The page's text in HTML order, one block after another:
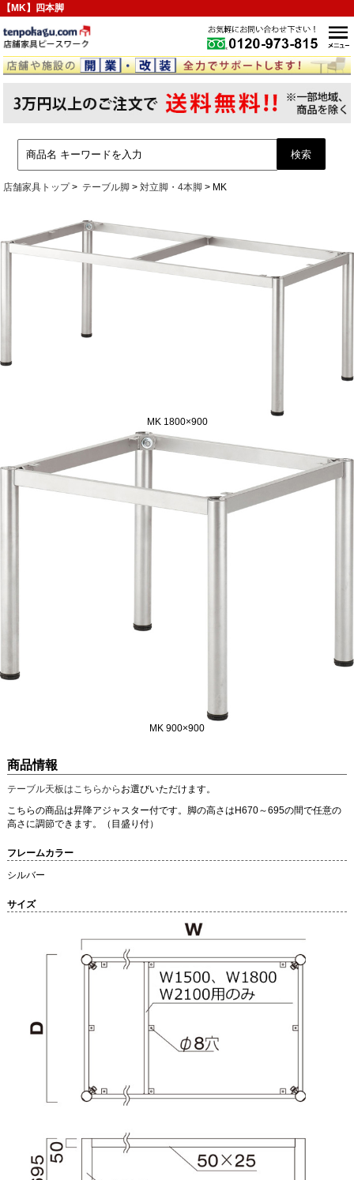
【MK】四本脚
店舗家具トップ テーブル脚 対立脚・4本脚 MK
MK 1800×900
MK 900×900
商品情報
テーブル天板はこちらから お選びいただけます。
こちらの商品は昇降アジャスター付です。脚の高さはH670～695の間で任意の
高さに調節できます。（目盛り付）
フレームカラー
シルバー
サイズ